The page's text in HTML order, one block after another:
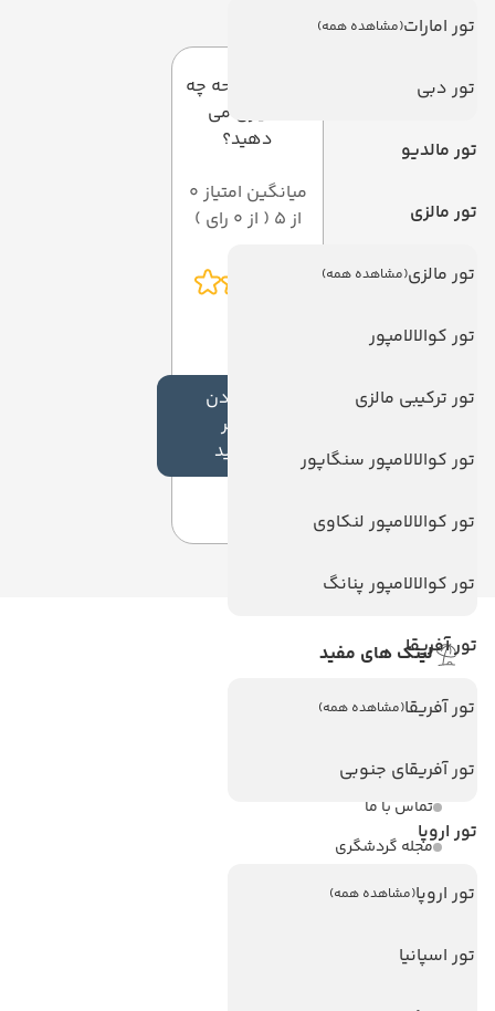
تور امارات(مشاهده همه)
تور دبی
تور مالدیو
تور مالزی
تور مالزی(مشاهده همه)
تور کوالالامپور
تور ترکیبی مالزی
تور کوالالامپور سنگاپور
تور کوالالامپور لنکاوی
تور کوالالامپور پنانگ
تور آفریقا
تور آفریقا(مشاهده همه)
تور آفریقای جنوبی
تور اروپا
تور اروپا(مشاهده همه)
تور اسپانیا
دیدگاه کاربران
به این صفحه چه
امتیازی می
دهید؟
میانگین امتیاز 0
از 5 ( از 0 رای )
افزودن
نظر
جدید
لینک های مفید
درباره ما
تماس با ما
مجله گردشگری
هتل های آنتالیا